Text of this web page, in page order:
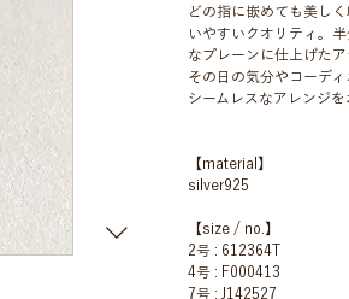
どの指に嵌めても美し
いやすいクオリティ。
なプレーンに仕上げた
その日の気分やコーデ
シームレスなアレンジ
【material】
silver925
【size / no.】
2号 : 612364T
4号 : F000413
7号 : J142527